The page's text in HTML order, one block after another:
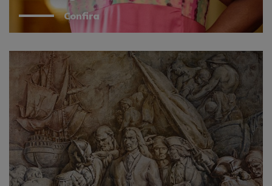
Confira